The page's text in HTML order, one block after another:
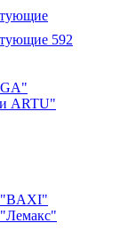
592
ARTU"
"BAXI"